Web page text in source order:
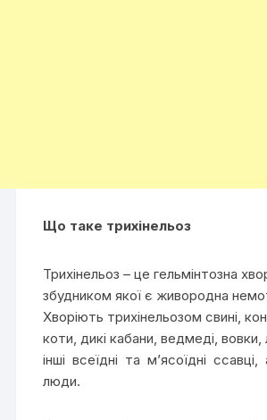
Що таке трихінельоз
Трихінельоз – це гельмінтозна
збудником якої є живородна
Хворіють трихінельозом свині,
коти, дикі кабани, ведмеді, вовки,
інші всеїдні та м’ясоїдні
люди.